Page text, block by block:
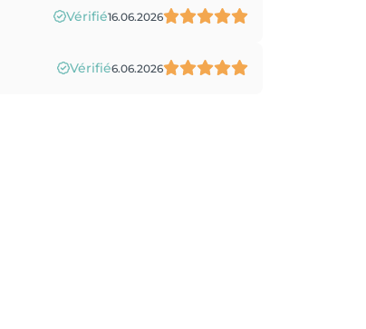
Vérifié16.06.2026
Vérifié6.06.2026